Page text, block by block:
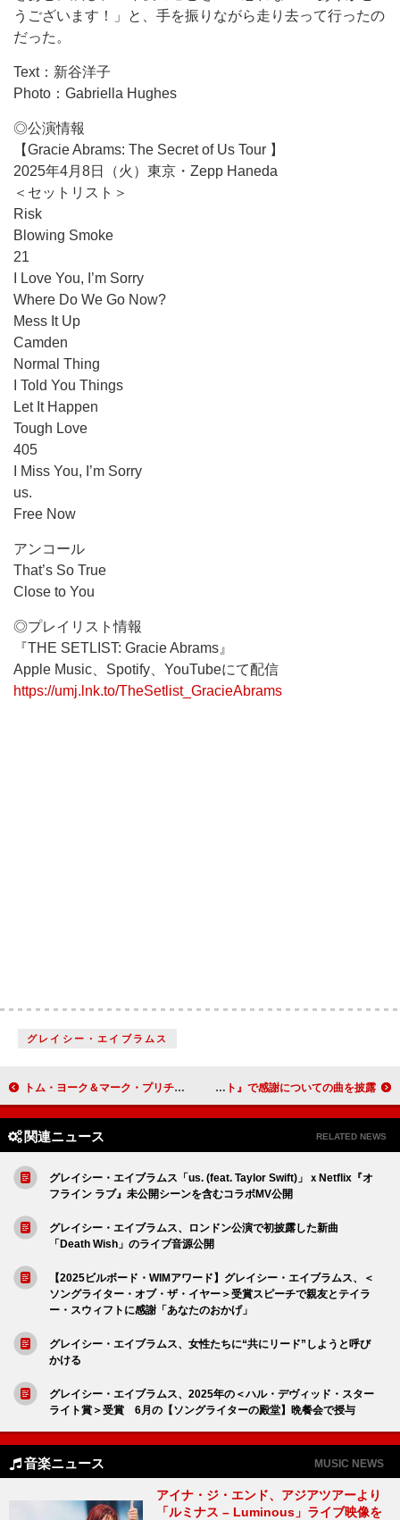
うございます！」と、手を振りながら走り去って行ったの
だった。
Text：新谷洋子
Photo：Gabriella Hughes
◎公演情報
【Gracie Abrams: The Secret of Us Tour 】
2025年4月8日（火）東京・Zepp Haneda
＜セットリスト＞
Risk
Blowing Smoke
21
I Love You, I’m Sorry
Where Do We Go Now?
Mess It Up
Camden
Normal Thing
I Told You Things
Let It Happen
Tough Love
405
I Miss You, I’m Sorry
us.
Free Now
アンコール
That’s So True
Close to You
◎プレイリスト情報
『THE SETLIST: Gracie Abrams』
Apple Music、Spotify、YouTubeにて配信
https://umj.lnk.to/TheSetlist_GracieAbrams
グレイシー・エイブラムス
トム・ヨーク＆マーク・プリチャード、コラボALより新曲「Gangsters」MV公開 シザ、『セサミストリート』で感謝についての曲を披露
関連ニュース RELATED NEWS
グレイシー・エイブラムス「us. (feat. Taylor Swift)」ｘNetflix『オ
フライン ラブ』未公開シーンを含むコラボMV公開
グレイシー・エイブラムス、ロンドン公演で初披露した新曲
「Death Wish」のライブ音源公開
【2025ビルボード・WIMアワード】グレイシー・エイブラムス、＜
ソングライター・オブ・ザ・イヤー＞受賞スピーチで親友とテイラ
ー・スウィフトに感謝「あなたのおかげ」
グレイシー・エイブラムス、女性たちに“共にリード”しようと呼び
かける
グレイシー・エイブラムス、2025年の＜ハル・デヴィッド・スター
ライト賞＞受賞 6月の【ソングライターの殿堂】晩餐会で授与
音楽ニュース MUSIC NEWS
アイナ・ジ・エンド、アジアツアーより
「ルミナス – Luminous」ライブ映像を